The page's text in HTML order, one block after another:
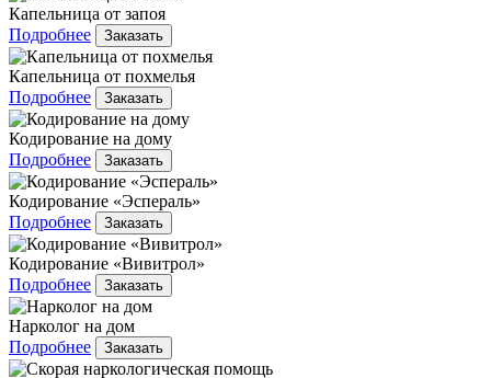
Капельница от запоя
Подробнее
Заказать
Капельница от похмелья
Подробнее
Заказать
Кодирование на дому
Подробнее
Заказать
Кодирование «Эспераль»
Подробнее
Заказать
Кодирование «Вивитрол»
Подробнее
Заказать
Нарколог на дом
Подробнее
Заказать